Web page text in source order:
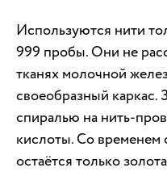
Используются нити
999 пробы. Они не
тканях молочной
своеобразный каркас.
спиралью на нить-
кислоты. Со временем
остаётся только